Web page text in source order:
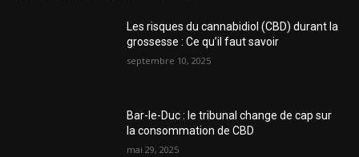
Les risques du cannabidiol (CBD) durant la
grossesse : Ce qu’il faut savoir
septembre 10, 2025
Bar-le-Duc : le tribunal change de cap sur
la consommation de CBD
mai 29, 2025